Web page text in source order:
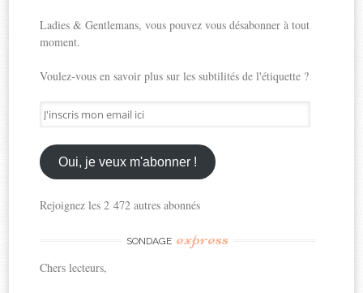
Ladies & Gentlemans, vous pouvez vous désabonner à tout
moment.
Voulez-vous en savoir plus sur les subtilités de l'étiquette ?
J'inscris
mon
email
ici
Oui, je veux m'abonner !
Rejoignez les 2 472 autres abonnés
SONDAGE express
Chers lecteurs,